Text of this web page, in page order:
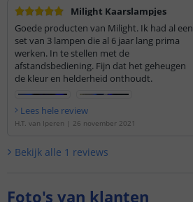
Milight Kaarslampjes
Goede producten van Milight. Ik had al een
set van 3 lampen die al 6 jaar lang prima
werken. In te stellen met de
afstandsbediening. Fijn dat het geheugen
de kleur en helderheid onthoudt.
Lees hele review
H.T. van Iperen | 26 november 2021
Bekijk alle 1 reviews
Foto's van klanten